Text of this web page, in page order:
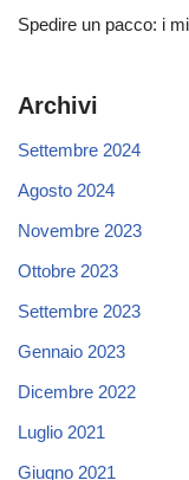
Spedire un pacco: i
Archivi
Settembre 2024
Agosto 2024
Novembre 2023
Ottobre 2023
Settembre 2023
Gennaio 2023
Dicembre 2022
Luglio 2021
Giugno 2021